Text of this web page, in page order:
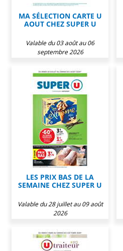
MA SÉLECTION CARTE U
AOUT CHEZ SUPER U
Valable du 03 août au 06
septembre 2026
LES PRIX BAS DE LA
SEMAINE CHEZ SUPER U
Valable du 28 juillet au 09 août
2026